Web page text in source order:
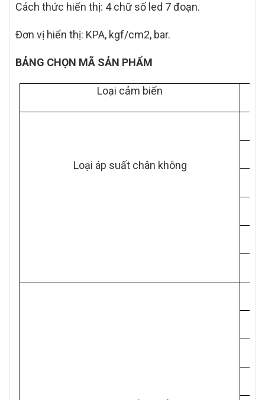
Cách thức hiển thị: 4 chữ số led 7 đoạn.
Đơn vị hiển thị: KPA, kgf/cm2, bar.
BẢNG CHỌN MÃ SẢN PHẨM
Loại cảm biến
Loại áp suất chân không